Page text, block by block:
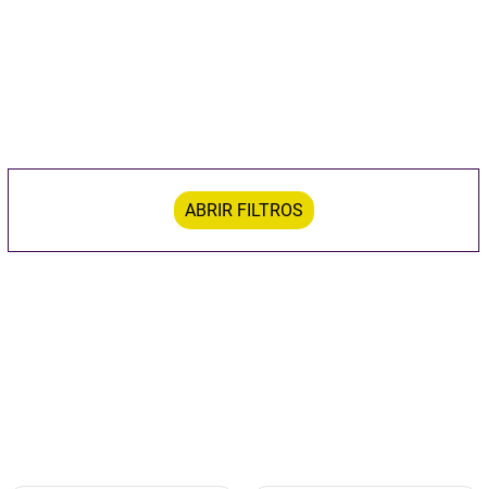
ABRIR FILTROS